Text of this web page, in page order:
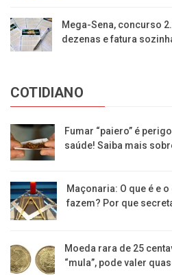
Mega-Sena, concurso
dezenas e fatura
COTIDIANO
Fumar “paiero” é
saúde! Saiba mais
Maçonaria: O que é e
fazem? Por que
Moeda rara de 25
“mula”, pode valer